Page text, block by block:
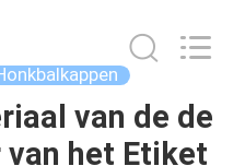
van de de
van het Etiket